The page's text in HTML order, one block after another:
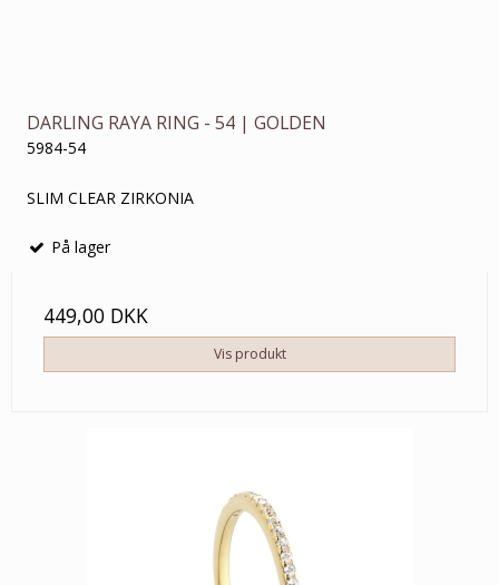
DARLING RAYA RING - 54 | GOLDEN
5984-54
SLIM CLEAR ZIRKONIA
På lager
449,00 DKK
Vis produkt